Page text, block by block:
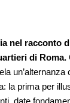
nel racconto
di Roma.
la prima per
date